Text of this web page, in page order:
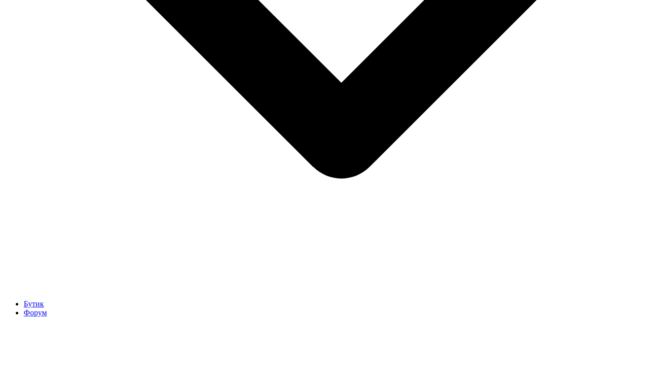
Бутик
Форум